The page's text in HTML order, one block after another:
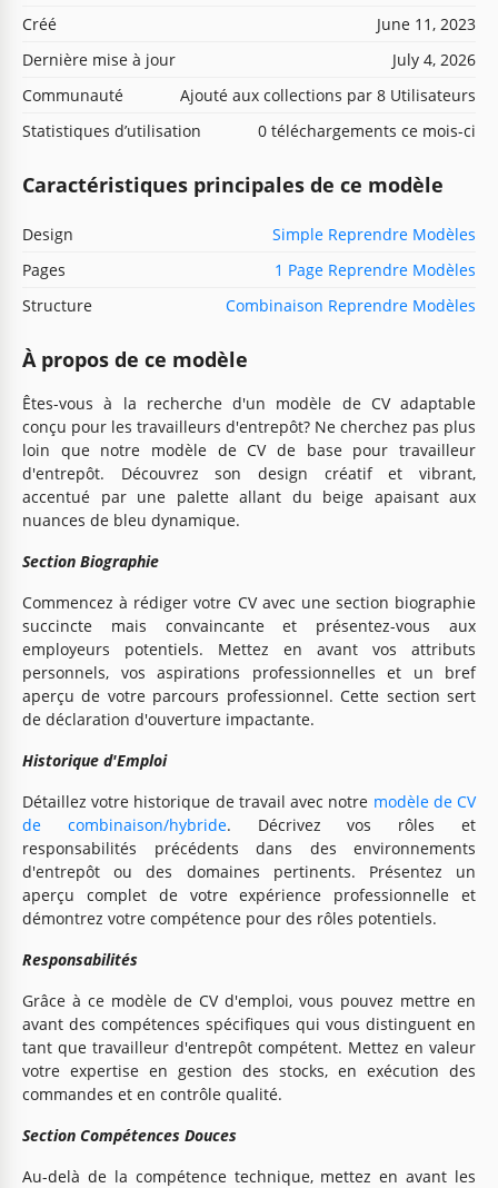
Créé
June 11, 2023
Dernière mise à jour
July 4, 2026
Communauté
Ajouté aux collections par 8 Utilisateurs
Statistiques d’utilisation
0 téléchargements ce mois-ci
Caractéristiques principales de ce modèle
Design
Simple Reprendre Modèles
Pages
1 Page Reprendre Modèles
Structure
Combinaison Reprendre Modèles
À propos de ce modèle
Êtes-vous à la recherche d'un modèle de CV adaptable
conçu pour les travailleurs d'entrepôt? Ne cherchez pas plus
loin que notre modèle de CV de base pour travailleur
d'entrepôt. Découvrez son design créatif et vibrant,
accentué par une palette allant du beige apaisant aux
nuances de bleu dynamique.
Section Biographie
Commencez à rédiger votre CV avec une section biographie
succincte mais convaincante et présentez-vous aux
employeurs potentiels. Mettez en avant vos attributs
personnels, vos aspirations professionnelles et un bref
aperçu de votre parcours professionnel. Cette section sert
de déclaration d'ouverture impactante.
Historique d'Emploi
Détaillez votre historique de travail avec notre modèle de CV
de combinaison/hybride. Décrivez vos rôles et
responsabilités précédents dans des environnements
d'entrepôt ou des domaines pertinents. Présentez un
aperçu complet de votre expérience professionnelle et
démontrez votre compétence pour des rôles potentiels.
Responsabilités
Grâce à ce modèle de CV d'emploi, vous pouvez mettre en
avant des compétences spécifiques qui vous distinguent en
tant que travailleur d'entrepôt compétent. Mettez en valeur
votre expertise en gestion des stocks, en exécution des
commandes et en contrôle qualité.
Section Compétences Douces
Au-delà de la compétence technique, mettez en avant les